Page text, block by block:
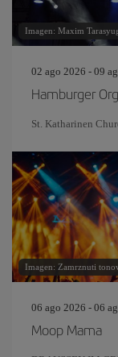
Imagen: Maxim
02 ago 2026 - 09
Hamburger
St. Katharinen
Imagen: Zamrznuti
06 ago 2026 - 06
Moop Mama